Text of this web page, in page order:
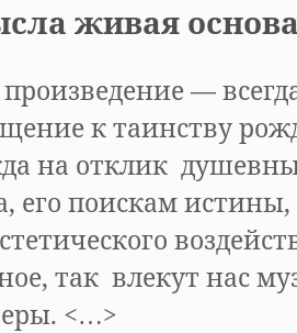
живая
—
к таинству
на отклик
его поискам
так влекут нас
<…>